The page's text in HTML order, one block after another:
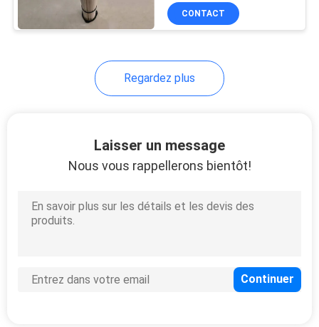
cartouche filtrante
pp ont plissé la
cartouche filtrante
CONTACT
Regardez plus
Laisser un message
Nous vous rappellerons bientôt!